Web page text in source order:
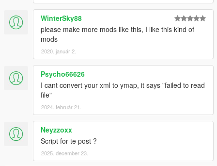
WinterSky88
please make more mods like this, I like this kind of
mods
2020. január 2.
Psycho66626
I cant convert your xml to ymap, it says "failed to read
file"
2024. február 21.
Neyzzoxx
Script for te post ?
2025. december 23.